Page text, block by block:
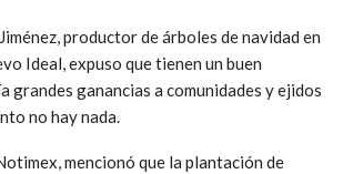
productor de árboles de navidad en
Ideal, expuso que tienen un buen
grandes ganancias a comunidades y ejidos
no hay nada.
mencionó que la plantación de